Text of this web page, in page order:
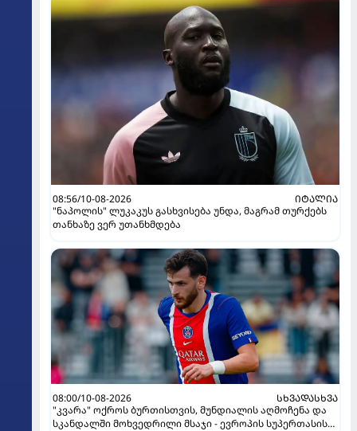
08:56/10-08-2026
ᲘᲢᲐᲚᲘᲐ
"ნაპოლის" ლუკაკუს გასხვისება უნდა, მაგრამ თურქებს
თანხაზე ვერ უთანხმდება
08:00/10-08-2026
ᲡᲮᲕᲐᲓᲐᲡᲮᲕᲐ
"კვარა" ოქროს ბურთისთვის, მუნდიალის აღმოჩენა და
სკანდალში მოხვედრილი მსაჯი - ევროპის სუპერთასის